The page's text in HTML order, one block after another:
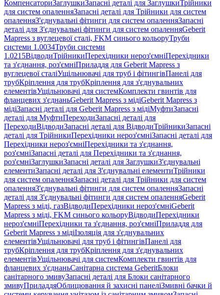
КомпенсаториЗаглушкиЗапасні деталі для ЗаглушкиТрійники
для систем опаленняЗапасні деталі для Трійники для систем
опаленняЗ'єднувальні фітинги для систем опаленняЗапасні
деталі для З'єднувальні фітинги для систем опаленняGeberit
Mapress з вуглецевої сталі, FKM синього кольоруТруби
системи 1.0034Труби системи
1.0215ВідводиТрійникиПерехідники нероз'ємніПерехідники
та з'єднання, роз'ємніПриладдя для Geberit Mapress з
вуглецевої сталіУщільнювачі для труб і фітингівПанелі для
трубКріплення для трубКріплення для з'єднувальних
елементівУщільнювачі для системКомплекти гвинтів для
фланцевих з'єднаньGeberit Mapress з мідіGeberit Mapress з
мідіЗапасні деталі для Geberit Mapress з мідіМуфтиЗапасні
деталі для МуфтиПереходиЗапасні деталі для
ПереходиВідводиЗапасні деталі для ВідводиТрійникиЗапасні
деталі для ТрійникиПерехідники нероз'ємніЗапасні деталі для
Перехідники нероз'ємніПерехідники та з'єднання,
роз'ємніЗапасні деталі для Перехідники та з'єднання,
роз'ємніЗаглушкиЗапасні деталі для ЗаглушкиЗ'єднувальні
елементиЗапасні деталі для З'єднувальні елементиТрійники
для систем опаленняЗапасні деталі для Трійники для систем
опаленняЗ'єднувальні фітинги для систем опаленняЗапасні
деталі для З'єднувальні фітинги для систем опаленняGeberit
Mapress з міді, газВідводиПерехідники нероз'ємніGeberit
Mapress з міді, FKM синього кольоруВідводиПерехідники
нероз'ємніПерехідники та з'єднання, роз'ємніПриладдя для
Geberit Mapress з мідіІзоляція для з'єднувальних
елементівУщільнювачі для труб і фітингівПанелі для
трубКріплення для трубКріплення для з'єднувальних
елементівУщільнювачі для системКомплекти гвинтів для
фланцевих з'єднаньСанітарна система GeberitБлоки
санітарного змивуЗапасні деталі для Блоки санітарного
змивуПриладдяОблицювання й захисні панеліЗмивні бачки й